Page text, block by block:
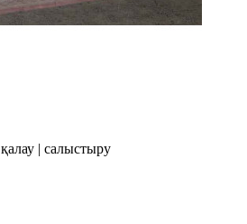
қалау | салыстыру